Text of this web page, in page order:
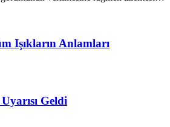
Işıkların Anlamları
Geldi